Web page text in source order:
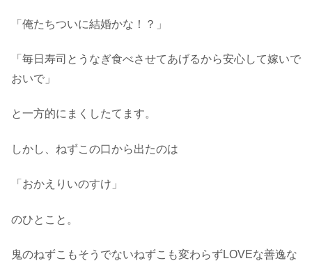
「俺たちついに結婚かな！？」
「毎日寿司とうなぎ食べさせてあげるから安心して嫁いで
おいで」
と一方的にまくしたてます。
しかし、ねずこの口から出たのは
「おかえりいのすけ」
のひとこと。
鬼のねずこもそうでないねずこも変わらずLOVEな善逸な